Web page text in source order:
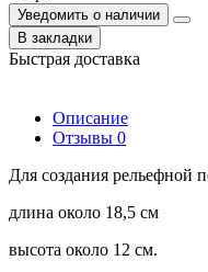
Уведомить о наличии
В закладки
Быстрая доставка
Описание
Отзывы 0
Для создания рельефной
длина около 18,5 см
высота около 12 см.